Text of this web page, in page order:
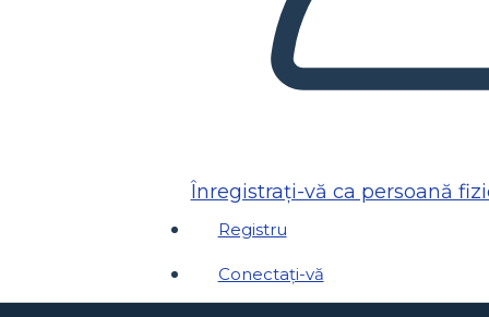
Înregistrați-vă ca persoană
Registru
Conectați-vă